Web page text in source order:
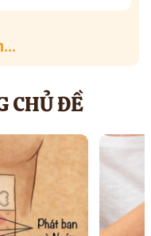
CHỦ ĐỀ